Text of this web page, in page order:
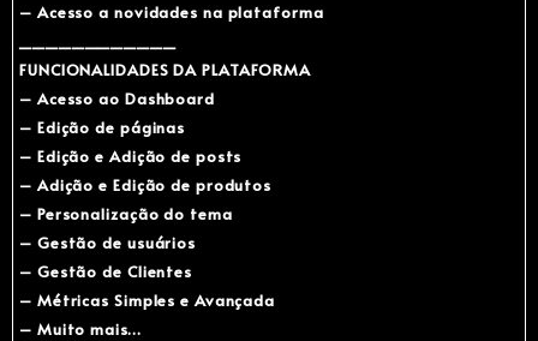
– Acesso a novidades na plataforma
FUNCIONALIDADES DA PLATAFORMA
– Acesso ao Dashboard
– Edição de páginas
– Edição e Adição de posts
– Adição e Edição de produtos
– Personalização do tema
– Gestão de usuários
– Gestão de Clientes
– Métricas Simples e Avançada
– Muito mais…